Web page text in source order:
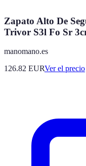
Zapato Alto De
Trivor S3l Fo Sr
manomano.es
126.82 EURVer el precio